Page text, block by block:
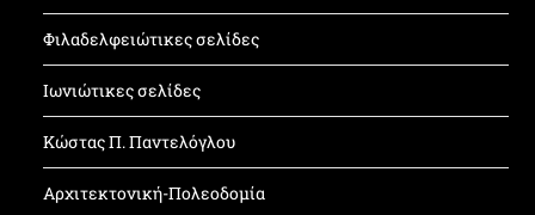
Φιλαδελφειώτικες σελίδες
Ιωνιώτικες σελίδες
Κώστας Π. Παντελόγλου
Αρχιτεκτονική-Πολεοδομία